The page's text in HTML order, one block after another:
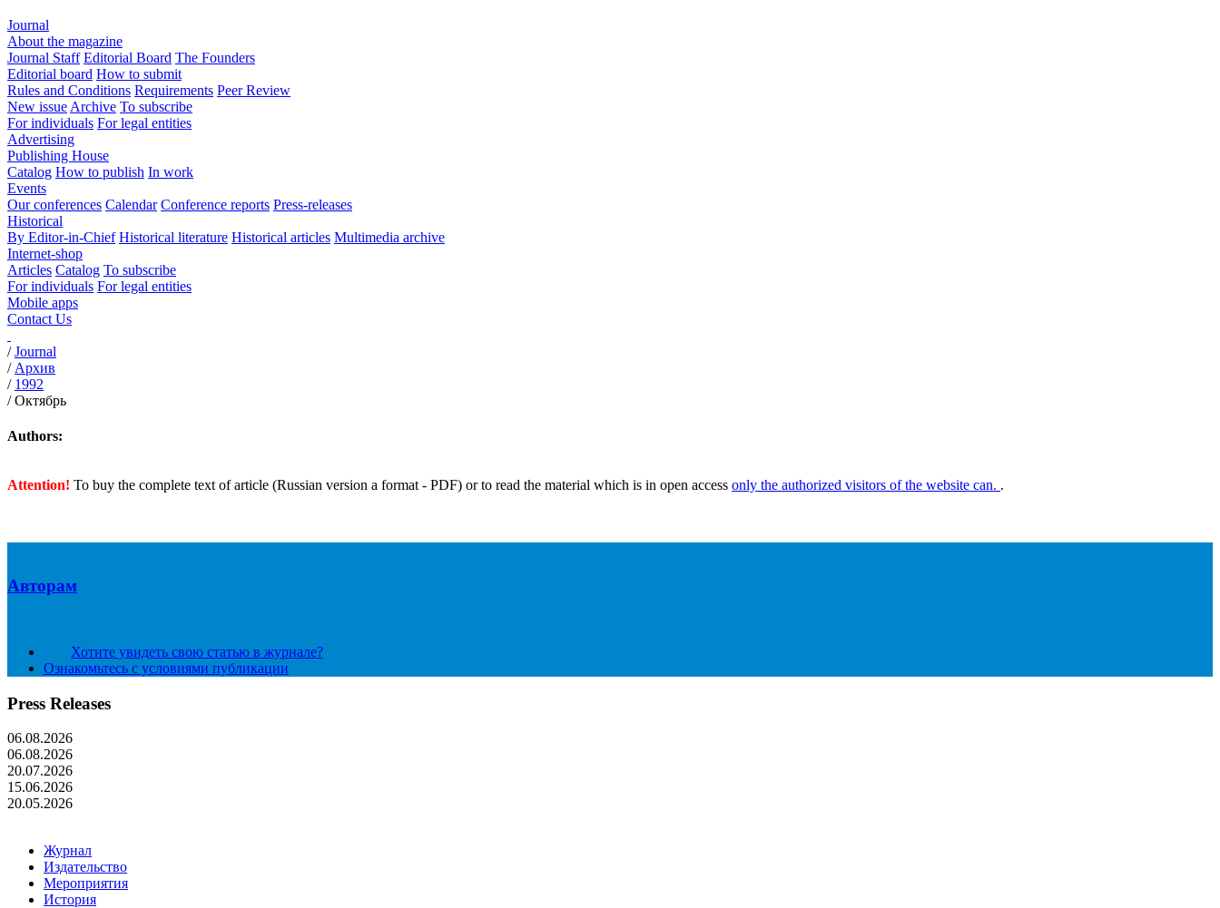
Journal
About the magazine
Journal Staff Editorial Board The Founders
Editorial board How to submit
Rules and Conditions Requirements Peer Review
New issue Archive To subscribe
For individuals For legal entities
Advertising
Publishing House
Catalog How to publish In work
Events
Our conferences Calendar Conference reports Press-releases
Historical
By Editor-in-Chief Historical literature Historical articles Multimedia archive
Internet-shop
Articles Catalog To subscribe
For individuals For legal entities
Mobile apps
Contact Us
/Journal
/ Архив
/ 1992
/Октябрь
Authors:
Attention! To buy the complete text of article (Russian version a format - PDF) or to read the material which is in open access only the authorized visitors of the website can. .
Авторам
Хотите увидеть свою статью в журнале?
Ознакомьтесь с условиями публикации
Press Releases
06.08.2026
06.08.2026
20.07.2026
15.06.2026
20.05.2026
Журнал
Издательство
Мероприятия
История